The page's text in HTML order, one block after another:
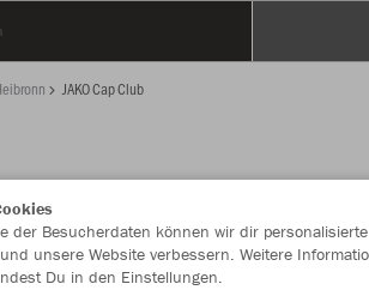
JAKO Cap Club
der Besucherdaten können wir dir personalisierte
unsere Website verbessern. Weitere
Du in den Einstellungen.